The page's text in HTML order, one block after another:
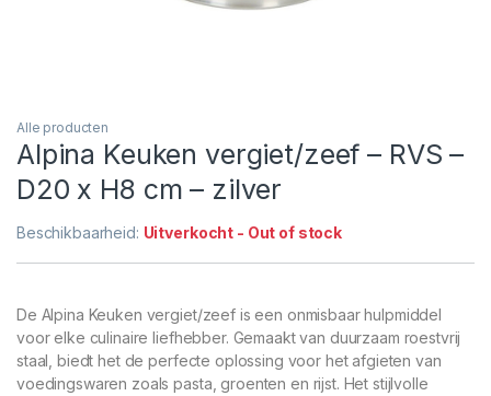
Alle producten
Alpina Keuken vergiet/zeef – RVS –
D20 x H8 cm – zilver
Beschikbaarheid: Uitverkocht - Out of stock
De Alpina Keuken vergiet/zeef is een onmisbaar hulpmiddel
voor elke culinaire liefhebber. Gemaakt van duurzaam roestvrij
staal, biedt het de perfecte oplossing voor het afgieten van
voedingswaren zoals pasta, groenten en rijst. Het stijlvolle